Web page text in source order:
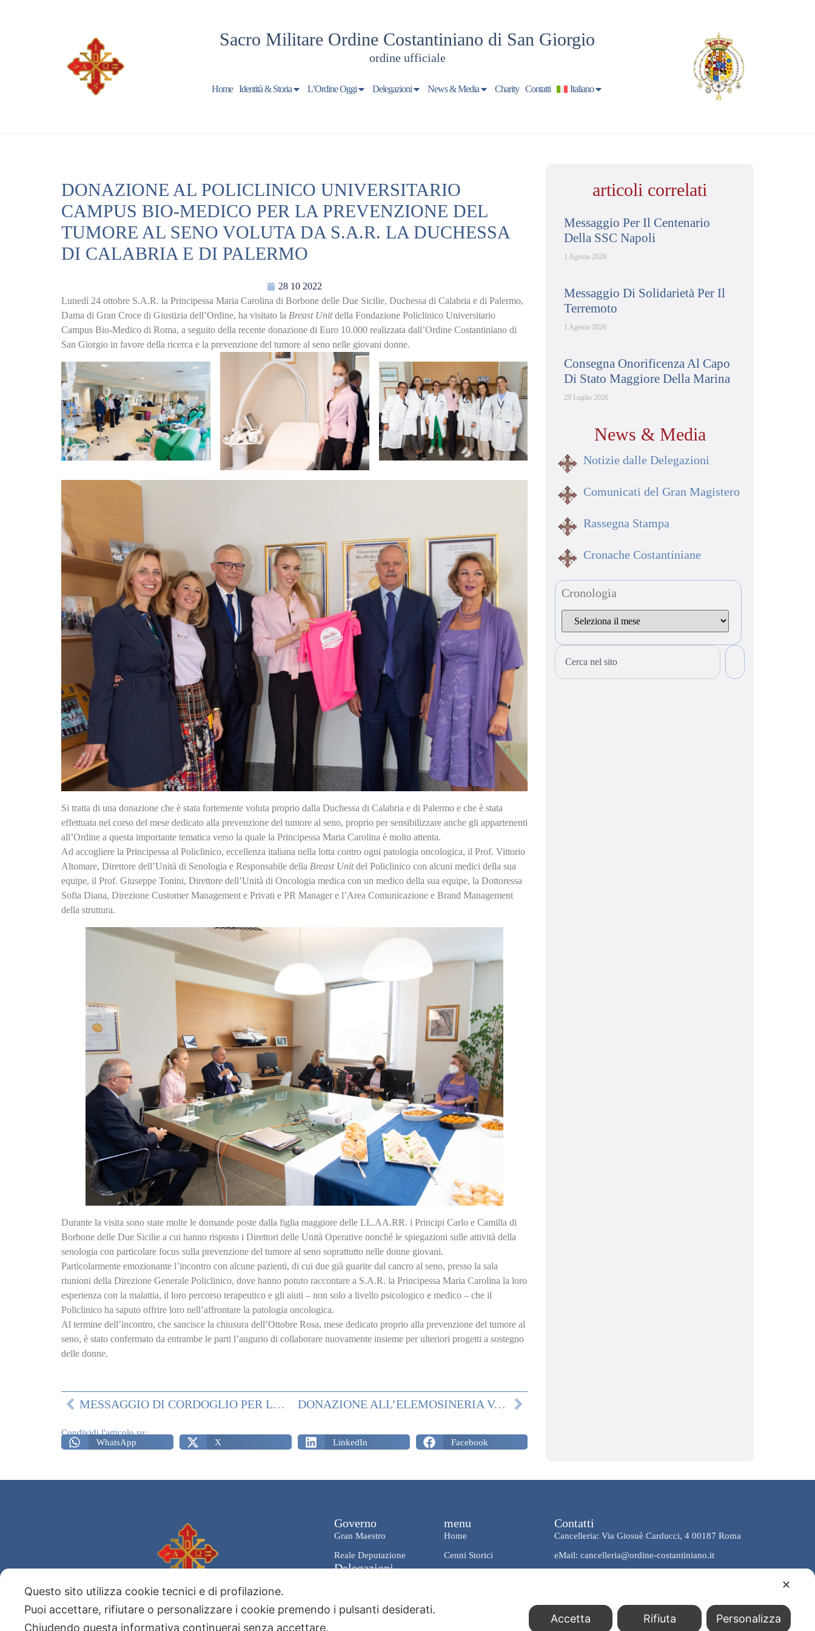
Sacro Militare Ordine Costantiniano di San Giorgio
ordine ufficiale
Home Identità & Storia L’Ordine Oggi Delegazioni News & Media Charity Contatti Italiano
DONAZIONE AL POLICLINICO UNIVERSITARIO
CAMPUS BIO-MEDICO PER LA PREVENZIONE DEL
TUMORE AL SENO VOLUTA DA S.A.R. LA DUCHESSA
DI CALABRIA E DI PALERMO
28 10 2022
Lunedì 24 ottobre S.A.R. la Principessa Maria Carolina di Borbone delle Due Sicilie, Duchessa di Calabria e di Palermo,
Dama di Gran Croce di Giustizia dell’Ordine, ha visitato la Breast Unitdella Fondazione Policlinico Universitario
Campus Bio-Medico di Roma, a seguito della recente donazione di Euro 10.000 realizzata dall’Ordine Costantiniano di
San Giorgio in favore della ricerca e la prevenzione del tumore al seno nelle giovani donne.
Si tratta di una donazione che è stata fortemente voluta proprio dalla Duchessa di Calabria e di Palermo e che è stata
effettuata nel corso del mese dedicato alla prevenzione del tumore al seno, proprio per sensibilizzare anche gli appartenenti
all’Ordine a questa importante tematica verso la quale la Principessa Maria Carolina è molto attenta.
Ad accogliere la Principessa al Policlinico, eccellenza italiana nella lotta contro ogni patologia oncologica, il Prof. Vittorio
Altomare, Direttore dell’Unità di Senologia e Responsabile della Breast Unitdel Policlinico con alcuni medici della sua
equipe, il Prof. Giuseppe Tonini, Direttore dell’Unità di Oncologia medica con un medico della sua equipe, la Dottoressa
Sofia Diana, Direzione Customer Management e Privati e PR Manager e l’Area Comunicazione e Brand Management
della struttura.
Durante la visita sono state molte le domande poste dalla figlia maggiore delle LL.AA.RR. i Principi Carlo e Camilla di
Borbone delle Due Sicilie a cui hanno risposto i Direttori delle Unità Operative nonché le spiegazioni sulle attività della
senologia con particolare focus sulla prevenzione del tumore al seno soprattutto nelle donne giovani.
Particolarmente emozionante l’incontro con alcune pazienti, di cui due già guarite dal cancro al seno, presso la sala
riunioni della Direzione Generale Policlinico, dove hanno potuto raccontare a S.A.R. la Principessa Maria Carolina la loro
esperienza con la malattia, il loro percorso terapeutico e gli aiuti – non solo a livello psicologico e medico – che il
Policlinico ha saputo offrire loro nell’affrontare la patologia oncologica.
Al termine dell’incontro, che sancisce la chiusura dell’Ottobre Rosa, mese dedicato proprio alla prevenzione del tumore al
seno, è stato confermato da entrambe le parti l’augurio di collaborare nuovamente insieme per ulteriori progetti a sostegno
delle donne.
MESSAGGIO DI CORDOGLIO PER LA SCOMPARSA DI S.E. IL PRINCIPE SFORZA MARESCOTTO RUSPOLI DONAZIONE ALL’ELEMOSINERIA VATICANA DEL 26 OTTOBRE
Condividi l'articolo su:
WhatsApp
X LinkedIn Facebook
articoli correlati
Messaggio Per Il Centenario
Della SSC Napoli
1 Agosto 2026
Messaggio Di Solidarietà Per Il
Terremoto
1 Agosto 2026
Consegna Onorificenza Al Capo
Di Stato Maggiore Della Marina
29 Luglio 2026
News & Media
Notizie dalle Delegazioni
Comunicati del Gran Magistero
Rassegna Stampa
Cronache Costantiniane
Cronologia
Sacro Militare Ordine
Costantiniano di San Giorgio
Governo
Gran Maestro
Reale Deputazione
Delegazioni
menu
Home
Cenni Storici
Contatti
Cancelleria: Via Giosuè Carducci, 4 00187 Roma
eMail: cancelleria@ordine-costantiniano.it
✕
Questo sito utilizza cookie tecnici e di profilazione.
Puoi accettare, rifiutare o personalizzare i cookie premendo i pulsanti desiderati.
Chiudendo questa informativa continuerai senza accettare.
Accetta Rifiuta Personalizza